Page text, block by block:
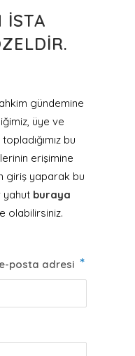
İSTA
gündemine
üye ve
topladığımız bu
erişimine
giriş yaparak bu
yahut buraya
olabilirsiniz.
posta adresi *